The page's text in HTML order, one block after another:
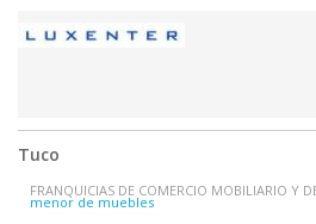
como opción de reconversión de su punto
actividad de...
Tuco
FRANQUICIAS DE COMERCIO MOBILIARIO Y
menor de muebles